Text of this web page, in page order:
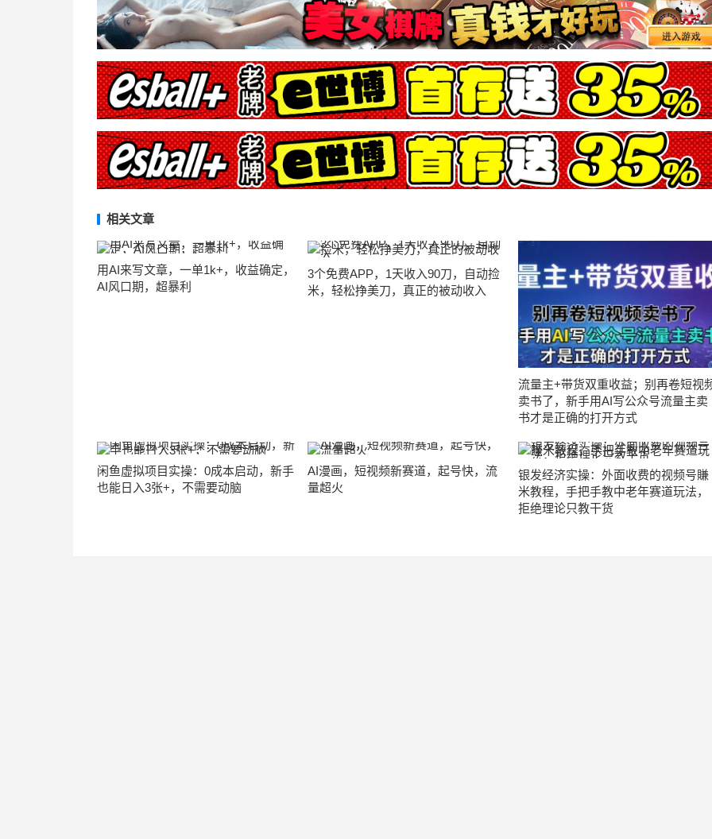
相关文章
用AI来写文章，一单1k+，收益确定，
AI风口期，超暴利
3个免费APP，1天收入90刀，自动捡
米，轻松挣美刀，真正的被动收入
流量主+带货双重收益；别再卷短视
卖书了，新手用AI写公众号流量主卖
书才是正确的打开方式
闲鱼虚拟项目实操：0成本启动，新手
也能日入3张+，不需要动脑
AI漫画，短视频新赛道，起号快，流
量超火
银发经济实操：外面收费的视频号賺
米教程，手把手教中老年赛道玩法，
拒绝理论只教干货